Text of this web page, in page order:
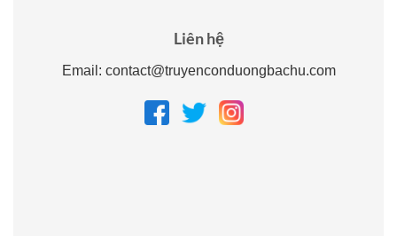
Liên hệ
Email: contact@truyenconduongbachu.com